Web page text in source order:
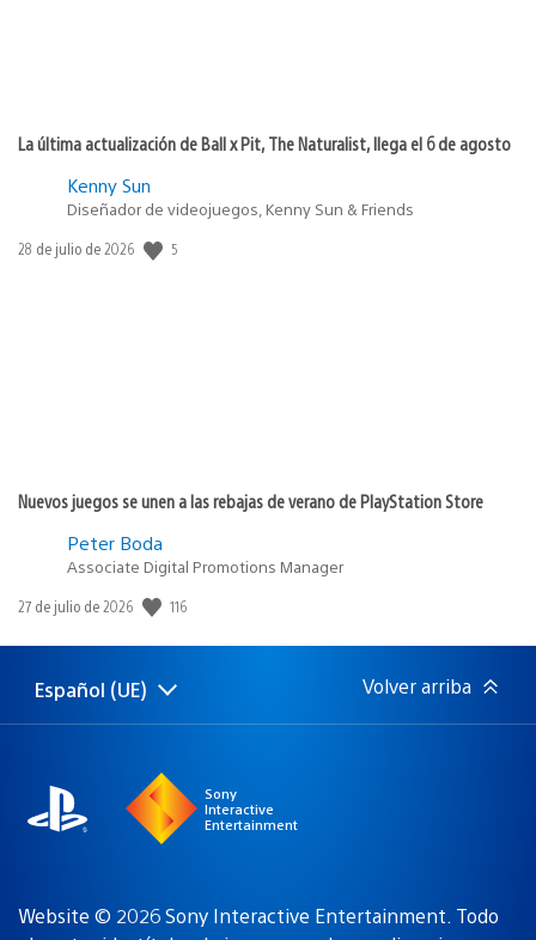
La última actualización de Ball x Pit, The Naturalist, llega el 6 de agosto
Kenny Sun
Diseñador de videojuegos, Kenny Sun & Friends
Fecha
28 de julio de 2026 5
Nuevos juegos se unen a las rebajas de verano de PlayStation Store
Peter Boda
Associate Digital Promotions Manager
Fecha
publicación:
27 de julio de 2026 116
Selecciona
una
Región
actual:
Español (UE) Volver arriba
Sony
Interactive
Entertainment
Website © 2026 Sony Interactive Entertainment. Todo